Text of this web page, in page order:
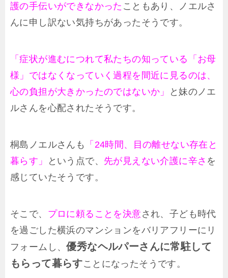
護の手伝いができなかった こともあり、ノエルさ
んに申し訳ない気持ちがあったそうです。
「症状が進むにつれて私たちの知っている「お母
様」ではなくなっていく過程を間近に見るのは、
心の負担が大きかったのではないか」
と妹のノエ
ルさんを心配されたそうです。
桐島ノエルさんも
「24時間、目の離せない存在と
暮らす」
という点で、 先が見えない介護に辛さ を
感じていたそうです。
そこで、 プロに頼ることを決意され、 子ども時代
を過ごした横浜のマンションをバリアフリーにリ
フォームし、優秀なヘルパーさんに常駐して
もらって暮らすことになったそうです。